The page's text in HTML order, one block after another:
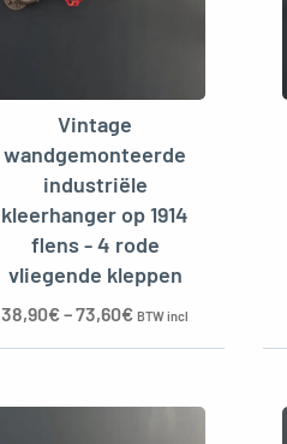
Vintage
wandgemonteerde
industriële
kleerhanger op 1914
flens - 4 rode
vliegende kleppen
38,90€–73,60€ BTW incl